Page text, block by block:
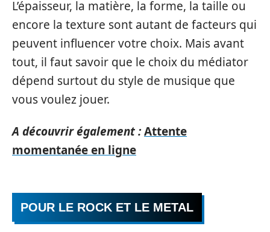
L’épaisseur, la matière, la forme, la taille ou
encore la texture sont autant de facteurs qui
peuvent influencer votre choix. Mais avant
tout, il faut savoir que le choix du médiator
dépend surtout du style de musique que
vous voulez jouer.
A découvrir également :Attente
momentanée en ligne
POUR LE ROCK ET LE METAL